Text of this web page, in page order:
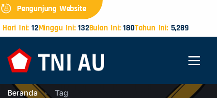
Pengunjung Website
Hari Ini: 12Minggu Ini:132Bulan Ini:180Tahun Ini:5,289
Beranda Tag